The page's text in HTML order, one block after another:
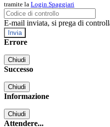
tramite la Login Spaggiari
E-mail inviata, si prega di
Errore
Chiudi
Successo
Chiudi
Informazione
Chiudi
Attendere...